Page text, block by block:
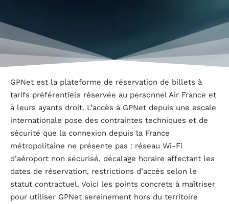
GPNet est la plateforme de réservation de billets à
tarifs préférentiels réservée au personnel Air France et
à leurs ayants droit. L’accès à GPNet depuis une escale
internationale pose des contraintes techniques et de
sécurité que la connexion depuis la France
métropolitaine ne présente pas : réseau Wi-Fi
d’aéroport non sécurisé, décalage horaire affectant les
dates de réservation, restrictions d’accès selon le
statut contractuel. Voici les points concrets à maîtriser
pour utiliser GPNet sereinement hors du territoire